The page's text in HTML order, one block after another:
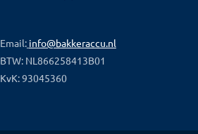
Email: info@bakkeraccu.nl
BTW: NL866258413B01
KvK: 93045360